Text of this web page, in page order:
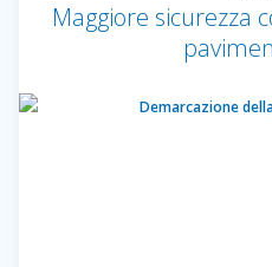
Maggiore sicurezza